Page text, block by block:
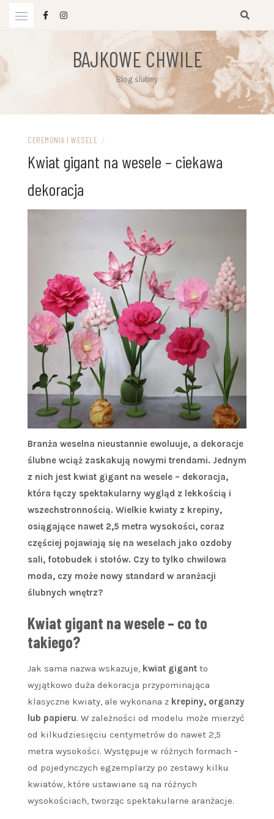
BAJKOWE CHWILE
Blog ślubny
CEREMONIA I WESELE /
Kwiat gigant na wesele – ciekawa
dekoracja
Branża weselna nieustannie ewoluuje, a dekoracje
ślubne wciąż zaskakują nowymi trendami. Jednym
z nich jest kwiat gigant na wesele – dekoracja,
która łączy spektakularny wygląd z lekkością i
wszechstronnością. Wielkie kwiaty z krepiny,
osiągające nawet 2,5 metra wysokości, coraz
częściej pojawiają się na weselach jako ozdoby
sali, fotobudek i stołów. Czy to tylko chwilowa
moda, czy może nowy standard w aranżacji
ślubnych wnętrz?
Kwiat gigant na wesele – co to
takiego?
Jak sama nazwa wskazuje, kwiat gigant to
wyjątkowo duża dekoracja przypominająca
klasyczne kwiaty, ale wykonana z krepiny, organzy
lub papieru. W zależności od modelu może mierzyć
od kilkudziesięciu centymetrów do nawet 2,5
metra wysokości. Występuje w różnych formach –
od pojedynczych egzemplarzy po zestawy kilku
kwiatów, które ustawiane są na różnych
wysokościach, tworząc spektakularne aranżacje.